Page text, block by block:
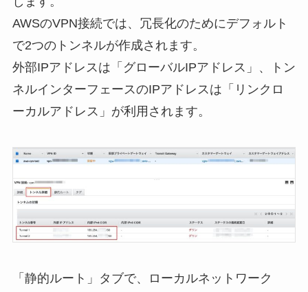
AWSのVPN接続では、冗長化のためにデフォルト
で2つのトンネルが作成されます。
外部IPアドレスは「グローバルIPアドレス」、トン
ネルインターフェースのIPアドレスは「リンクロ
ーカルアドレス」が利用されます。
「静的ルート」タブで、
ローカルネットワーク